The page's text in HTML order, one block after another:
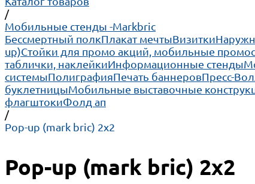
/
Мобильные стенды -Markbric
Бессмертный полкПлакат мечтыВизитки
up)Cтойки для промо акций, мобильные
таблички, наклейкиИнформационные стенды
системыПолиграфияПечать баннеровПресс-
буклетницыМобильные выставочные
флагштокиФолд ап
/
Pop-up (mark bric) 2х2
Pop-up (mark bric) 2х2